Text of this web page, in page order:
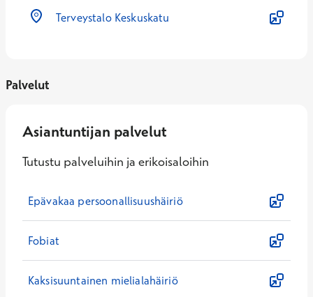
Terveystalo Keskuskatu
Palvelut
Asiantuntijan palvelut
Tutustu palveluihin ja erikoisaloihin
Epävakaa persoonallisuushäiriö
Fobiat
Kaksisuuntainen mielialahäiriö